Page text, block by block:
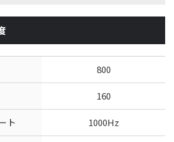
800
160
ト 1000Hz